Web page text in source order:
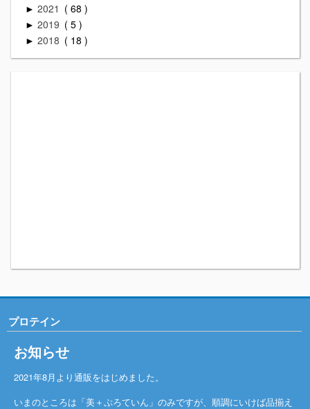
► 2021 68
► 2019 5
► 2018 18
プロテイン
お知らせ
2021年8月より通販をはじめました。
いまのところは「美＋ぷろていん」のみですが、順調にいけば品揃え